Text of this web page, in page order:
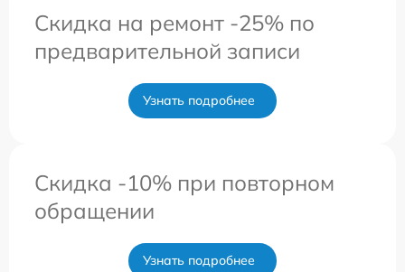
Скидка на ремонт -25% по
предварительной записи
Узнать подробнее
Скидка -10% при повторном
обращении
Узнать подробнее